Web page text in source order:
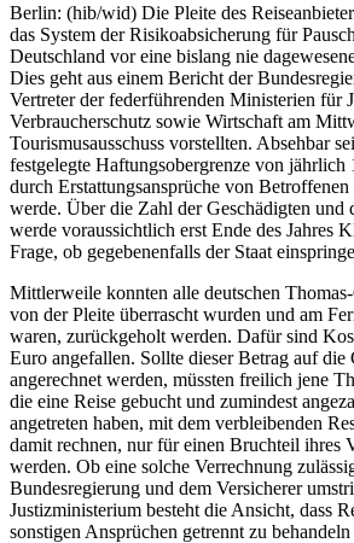
Berlin: (hib/wid) Die Pleite des
das System der Risikoabsicherung für
Deutschland vor eine bislang nie
Dies geht aus einem Bericht der
Vertreter der federführenden Ministerien für
Verbraucherschutz sowie Wirtschaft am
Tourismusausschuss vorstellten. Absehbar
festgelegte Haftungsobergrenze von
durch Erstattungsansprüche von
werde. Über die Zahl der Geschädigten und
werde voraussichtlich erst Ende des Jahres
Frage, ob gegebenenfalls der Staat
Mittlerweile konnten alle deutschen
von der Pleite überrascht wurden und am
waren, zurückgeholt werden. Dafür sind
Euro angefallen. Sollte dieser Betrag auf die
angerechnet werden, müssten freilich jene
die eine Reise gebucht und zumindest
angetreten haben, mit dem verbleibenden
damit rechnen, nur für einen Bruchteil ihres
werden. Ob eine solche Verrechnung
Bundesregierung und dem Versicherer
Justizministerium besteht die Ansicht, dass
sonstigen Ansprüchen getrennt zu behandeln